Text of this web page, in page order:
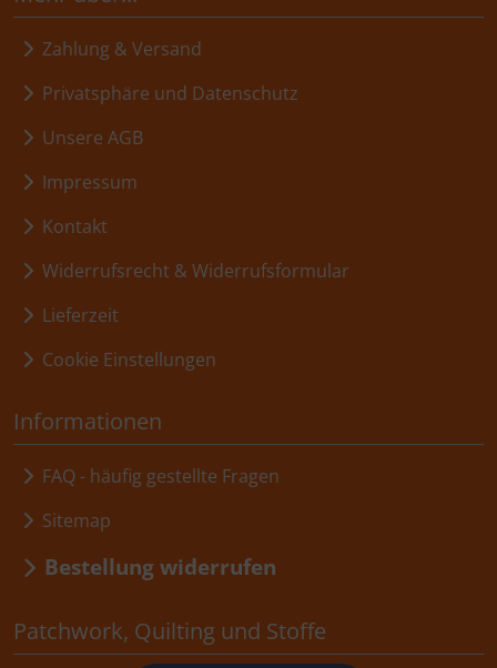
Zahlung & Versand
Privatsphäre und Datenschutz
Unsere AGB
Impressum
Kontakt
Widerrufsrecht & Widerrufsformular
Lieferzeit
Cookie Einstellungen
Informationen
FAQ - häufig gestellte Fragen
Sitemap
Bestellung widerrufen
Patchwork, Quilting und Stoffe